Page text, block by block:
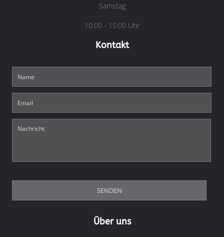
Samstag
10:00 - 15:00 Uhr
Kontakt
Über uns